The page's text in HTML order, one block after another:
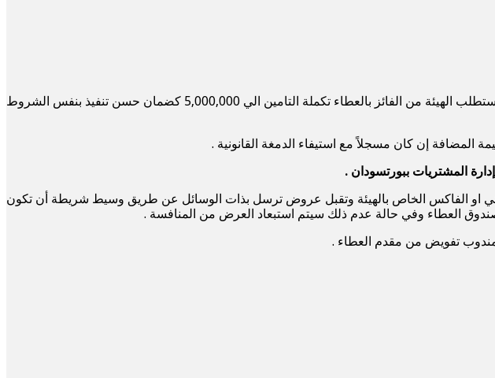
(على ان يكون الضمان ساري لفترة شهرين من تاريخ فتح صندوق العطاء) وسيتم رد ذلك التامين لغير الفائزين وستطلب الهيئة من الفائز بالعطاء تكملة التامين الي 5,000,000 كضمان حسن تنفيذ بنفس الشروط
او الفاكس الخاص بالهيئة وتقبل عروض ترسل بذات الوسائل عن طريق وسيط شريطة أن تكون
تفويض من مقدم العطاء .